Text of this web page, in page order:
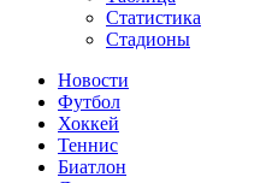
Статистика
Стадионы
Новости
Футбол
Хоккей
Теннис
Биатлон